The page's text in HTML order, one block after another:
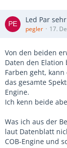
Led Par
pegler 17.
Von den beiden
Daten den Elation
Farben geht, kann
das gesamte
Engine.
Ich kenn beide
Was ich aus der
laut Datenblatt
COB-Engine und